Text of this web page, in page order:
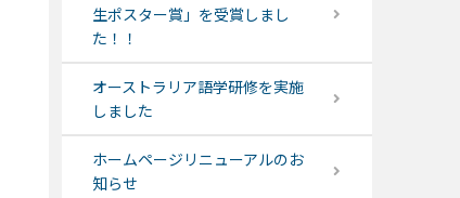
生ポスター賞」を受賞しまし
た！！
オーストラリア語学研修を実施
しました
ホームページリニューアルのお
知らせ